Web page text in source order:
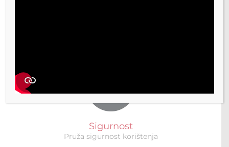
Sigurnost
Pruža sigurnost korištenja